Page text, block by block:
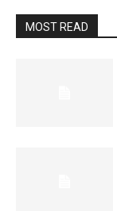
MOST READ